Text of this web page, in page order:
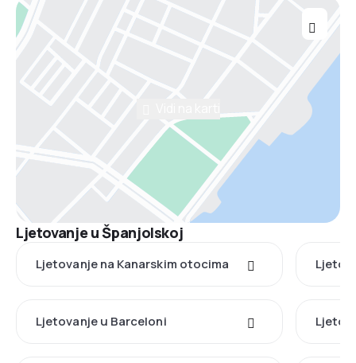
Ljetovanje u Španjolskoj
Ljetovanje na Kanarskim otocima
Ljetovanje u Barceloni